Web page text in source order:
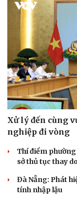
Ăn sạch sống khỏe
Xử lý đến cùng
nghiệp đi vòng
Thí điểm phường
sở thủ tục thay
Đà Nẵng: Phát
tính nhập lậu